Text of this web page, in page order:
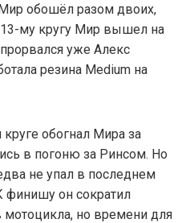
обошёл разом двоих,
му кругу Мир вышел на
уже Алекс
резина Medium на
обогнал Мира за
в погоню за Ринсом. Но
не упал в последнем
финишу он сократил
но времени для